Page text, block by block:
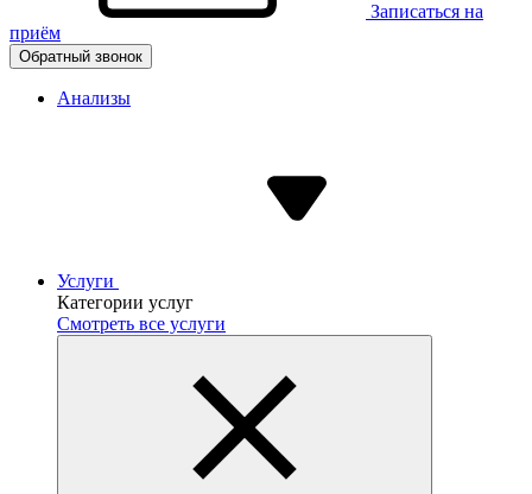
Записаться на
приём
Обратный звонок
Анализы
Услуги
Категории услуг
Смотреть все услуги